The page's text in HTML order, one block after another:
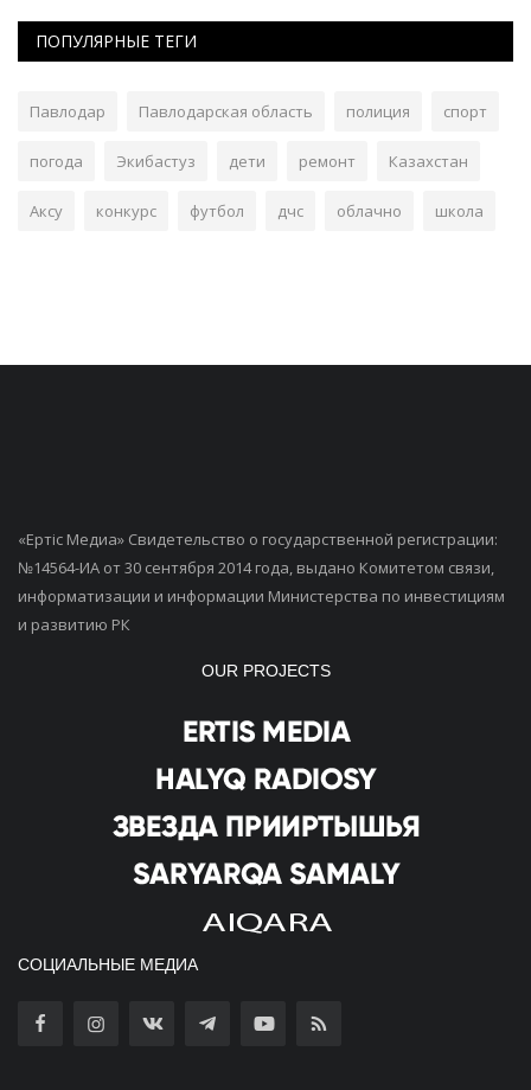
ПОПУЛЯРНЫЕ ТЕГИ
Павлодар Павлодарская область полиция спорт
погода Экибастуз дети ремонт Казахстан
Аксу конкурс футбол дчс облачно школа
«Ертiс Медиа» Свидетельство о государственной регистрации:
№14564-ИА от 30 сентября 2014 года, выдано Комитетом связи,
информатизации и информации Министерства по инвестициям
и развитию РК
OUR PROJECTS
СОЦИАЛЬНЫЕ МЕДИА